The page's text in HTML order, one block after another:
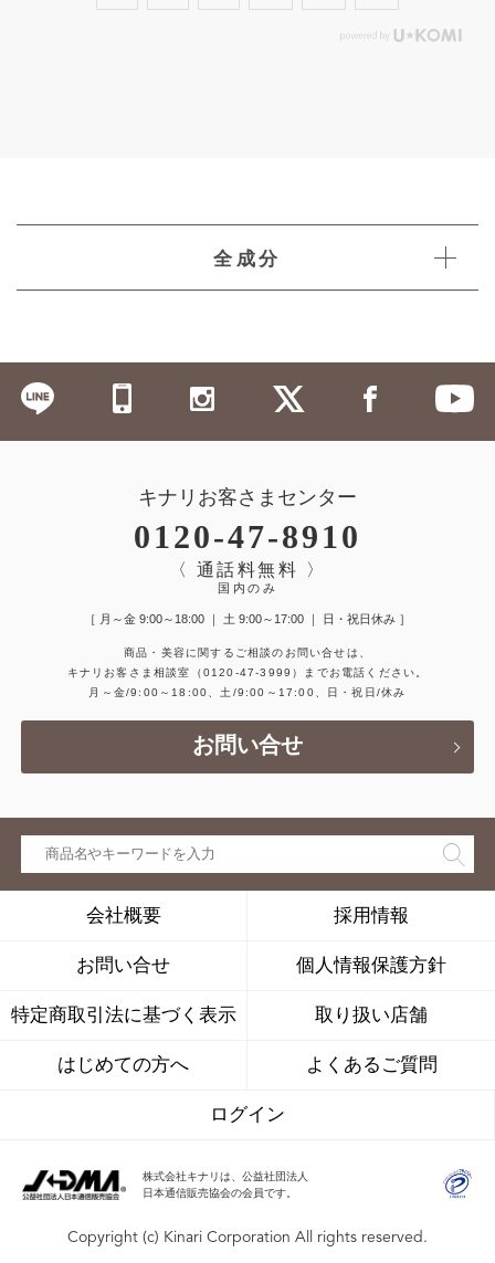
全成分
キナリお客さまセンター
0120-47-8910
〈 通話料無料 〉
国内のみ
［ 月～金 9:00～18:00 ｜ 土 9:00～17:00 ｜ 日・祝日休み ］
商品・美容に関するご相談のお問い合せは、
キナリお客さま相談室
（0120-47-3999）
までお電話ください。
月～金/9:00～18:00、土/9:00～17:00、日・祝日/休み
お問い合せ
会社概要 採用情報
お問い合せ 個人情報保護方針
特定商取引法に基づく表示 取り扱い店舗
はじめての方へ よくあるご質問
ログイン
株式会社キナリは、公益社団法人
日本通信販売協会の会員です。
Copyright (c) Kinari Corporation All rights reserved.